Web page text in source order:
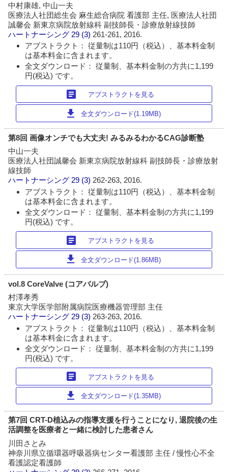
中村康雄, 中山一夫
医療法人社団総生会 麻生総合病院 看護部 主任, 医療法人社団
誠馨会 新東京病院放射線科 副技師長・診療放射線技師
ハートナーシング 29 (3) 261-261, 2016.
アブストラクト： 従量制は110円（税込）、基本料金制
は基本料金に含まれます。
全文ダウンロード： 従量制、基本料金制の方共に1,199
円(税込) です。
article アブストラクトを見る
download 全文ダウンロード(1.19MB)
第8回 画像オンチでも大丈夫! みるみるわかるCAG診断塾
中山一夫
医療法人社団誠馨会 新東京病院放射線科 副技師長・診療放射
線技師
ハートナーシング 29 (3)262-263, 2016.
アブストラクト： 従量制は110円（税込）、基本料金制
は基本料金に含まれます。
全文ダウンロード： 従量制、基本料金制の方共に1,199
円(税込) です。
article アブストラクトを見る
download 全文ダウンロード(1.86MB)
vol.8 CoreValve (コアバルブ)
村澤孝秀
東京大学医学部附属病院医療機器管理部 主任
ハートナーシング 29 (3) 263-263, 2016.
アブストラクト： 従量制は110円（税込）、基本料金制
は基本料金に含まれます。
全文ダウンロード： 従量制、基本料金制の方共に1,199
円(税込) です。
article アブストラクトを見る
download 全文ダウンロード(1.35MB)
第7回 CRT-D植込みの指導支援を行うことになり, 退院後の生
活調整を医療者と一緒に検討した患者さん
川田さとみ
神奈川県立循環器呼吸器病センター看護部 主任 / 慢性心不全
看護認定看護師